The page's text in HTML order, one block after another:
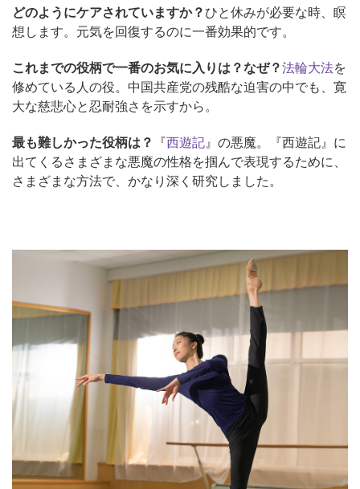
どのようにケアされていますか？ひと休みが必要な時、瞑
想します。元気を回復するのに一番効果的です。
これまでの役柄で一番のお気に入りは？なぜ？法輪大法を
修めている人の役。中国共産党の残酷な迫害の中でも、寛
大な慈悲心と忍耐強さを示すから。
最も難しかった役柄は？ 『西遊記』の悪魔。『西遊記』に
出てくるさまざまな悪魔の性格を掴んで表現するために、
さまざまな方法で、かなり深く研究しました。